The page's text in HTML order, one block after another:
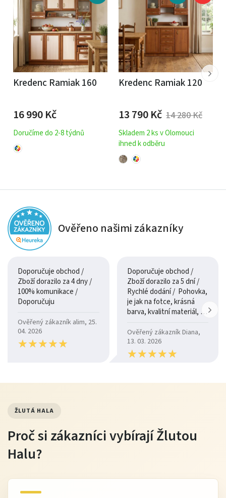
Kredenc Ramiak 160
16 990Kč
Doručíme do 2-8 týdnů
Kredenc Ramiak 120
13 790Kč 14 280Kč
Skladem 2 ks v Olomouci
ihned k odběru
Ověřeno našimi zákazníky
Doporučuje obchod /
Zboží dorazilo za 4 dny /
100% komunikace /
Doporučuju
Ověřený zákazník alim, 25.
04. 2026
★★★★★
★★★★★
Doporučuje obchod /
Zboží dorazilo za 5 dní /
Rychlé dodání / Pohovka,
je jak na fotce, krásná
barva, kvalitní materiál, a
Ověřený zákazník Diana,
13. 03. 2026
★★★★★
★★★★★
ŽLUTÁ HALA
Proč si zákazníci vybírají Žlutou
Halu?